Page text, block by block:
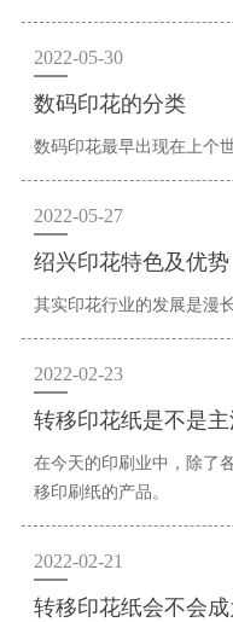
2022-05-30
数码印花的分类
数码印花最早出现在上个
2022-05-27
绍兴印花特色及优势
其实印花行业的发展是漫
2022-02-23
转移印花纸是不是
在今天的印刷业中，除了
移印刷纸的产品。
2022-02-21
转移印花纸会不会